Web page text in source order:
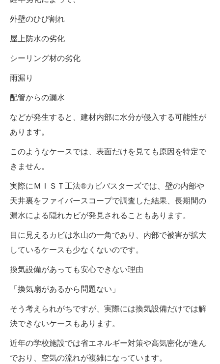
外壁のひび割れ
屋上防水の劣化
シーリング材の劣化
雨漏り
配管からの漏水
などが発生すると、建材内部に水分が侵入する可能性が
あります。
このようなケースでは、表面だけを見ても原因を特定で
きません。
実際にＭＩＳＴ工法®カビバスターズでは、壁の内部や
天井裏をファイバースコープで調査した結果、長期間の
漏水による隠れカビが発見されることもあります。
目に見えるカビは氷山の一角であり、内部で被害が拡大
しているケースも少なくないのです。
換気設備があっても安心できない理由
「換気扇があるから問題ない」
そう考えられがちですが、実際には換気設備だけでは解
決できないケースもあります。
近年の学校施設では省エネルギー対策や高気密化が進ん
でおり、空気の流れが複雑になっています。